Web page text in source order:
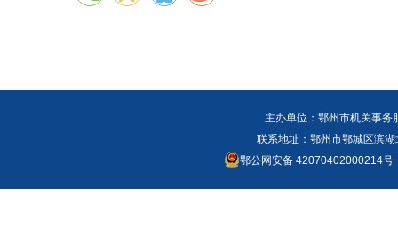
主办单位：鄂州市机关事
联系地址：鄂州市鄂城区滨
鄂公网安备 42070402000214号